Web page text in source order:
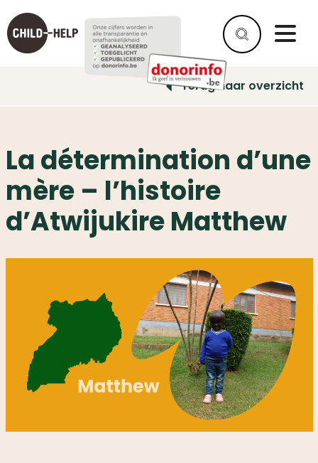
Terug naar overzicht
La détermination d’une
mère – l’histoire
d’Atwijukire Matthew